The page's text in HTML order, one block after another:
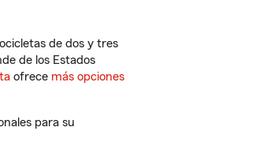
de dos y tres
de los Estados
ofrece más opciones
para su